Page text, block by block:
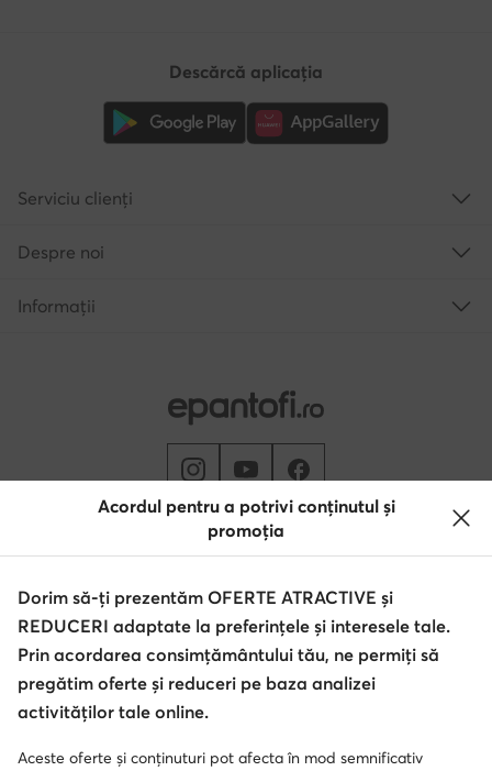
Schimbă țara: Rumunia (RO)
Descărcă aplicația
Serviciu clienți
Despre noi
Informații
© epantofi.ro 2026
Regulament
Modifică setările
Politica de confidențialitate
Protecția datelor
Acordul pentru a potrivi conținutul și
promoția
Dorim să-ți prezentăm OFERTE ATRACTIVE și
REDUCERI adaptate la preferințele și interesele tale.
Prin acordarea consimțământului tău, ne permiți să
pregătim oferte și reduceri pe baza analizei
activităților tale online.
Aceste oferte și conținuturi pot afecta în mod semnificativ